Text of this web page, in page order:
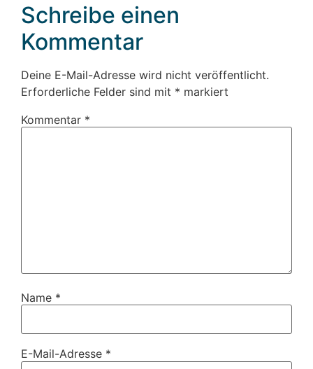
Schreibe einen
Kommentar
Deine E-Mail-Adresse wird nicht veröffentlicht.
Erforderliche Felder sind mit * markiert
Kommentar *
Name *
E-Mail-Adresse *